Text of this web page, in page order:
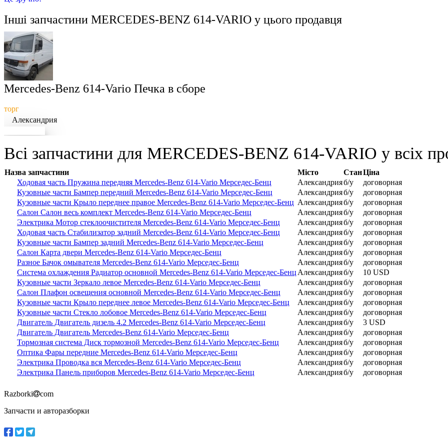
Інші запчастини MERCEDES-BENZ 614-VARIO у цього продавця
Mercedes-Benz 614-Vario Печка в сборе
торг
Александрия
Всі запчастини для MERCEDES-BENZ 614-VARIO у всіх
Назва запчастини Місто СтанЦіна
Ходовая часть Пружина передняя Mercedes-Benz 614-Vario Мерседес-Бенц
Александрияб/у
договорная
Кузовные части Бампер передний Mercedes-Benz 614-Vario Мерседес-Бенц
Александрияб/у
договорная
Кузовные части Крыло переднее правое Mercedes-Benz 614-Vario Мерседес-Бенц Александрияб/у
договорная
Салон Салон весь комплект Mercedes-Benz 614-Vario Мерседес-Бенц
Александрияб/у
договорная
Электрика Мотор стеклоочистителя Mercedes-Benz 614-Vario Мерседес-Бенц
Александрияб/у
договорная
Ходовая часть Стабилизатор задний Mercedes-Benz 614-Vario Мерседес-Бенц
Александрияб/у
договорная
Кузовные части Бампер задний Mercedes-Benz 614-Vario Мерседес-Бенц
Александрияб/у
договорная
Салон Карта двери Mercedes-Benz 614-Vario Мерседес-Бенц
Александрияб/у
договорная
Разное Бачок омывателя Mercedes-Benz 614-Vario Мерседес-Бенц
Александрияб/у
договорная
Система охлаждения Радиатор основной Mercedes-Benz 614-Vario Мерседес-Бенц Александрияб/у
10 USD
Кузовные части Зеркало левое Mercedes-Benz 614-Vario Мерседес-Бенц
Александрияб/у
договорная
Салон Плафон освещения основной Mercedes-Benz 614-Vario Мерседес-Бенц
Александрияб/у
договорная
Кузовные части Крыло переднее левое Mercedes-Benz 614-Vario Мерседес-Бенц
Александрияб/у
договорная
Кузовные части Стекло лобовое Mercedes-Benz 614-Vario Мерседес-Бенц
Александрияб/у
договорная
Двигатель Двигатель дизель 4.2 Mercedes-Benz 614-Vario Мерседес-Бенц
Александрияб/у
3 USD
Двигатель Двигатель Mercedes-Benz 614-Vario Мерседес-Бенц
Александрияб/у
договорная
Тормозная система Диск тормозной Mercedes-Benz 614-Vario Мерседес-Бенц
Александрияб/у
договорная
Оптика Фары передние Mercedes-Benz 614-Vario Мерседес-Бенц
Александрияб/у
договорная
Электрика Проводка вся Mercedes-Benz 614-Vario Мерседес-Бенц
Александрияб/у
договорная
Электрика Панель приборов Mercedes-Benz 614-Vario Мерседес-Бенц
Александрияб/у договорная
Razborki
com
Запчасти и авторазборки